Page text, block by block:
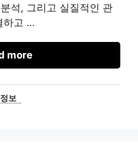
석, 그리고 실질적인 관
하고 …
more
카정보